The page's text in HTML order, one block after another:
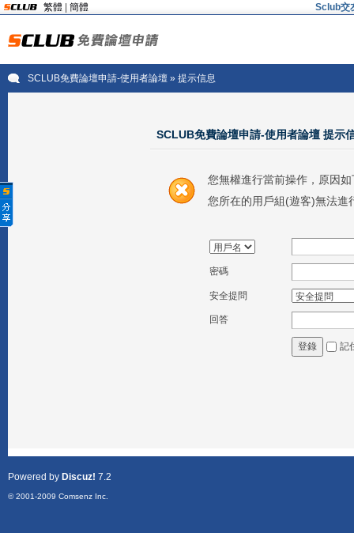
繁體 簡體 Sclub交
SCLUB免費論壇申請-使用者論壇» 提示信息
SCLUB免費論壇申請-使用者論壇 提示
您無權進行當前操作，原因如
您所在的用戶組(遊客)無法進
密碼
安全提問
回答
登錄 記
Powered by Discuz! 7.2
© 2001-2009 Comsenz Inc.